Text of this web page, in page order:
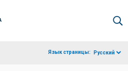
Язык страницы: Русский